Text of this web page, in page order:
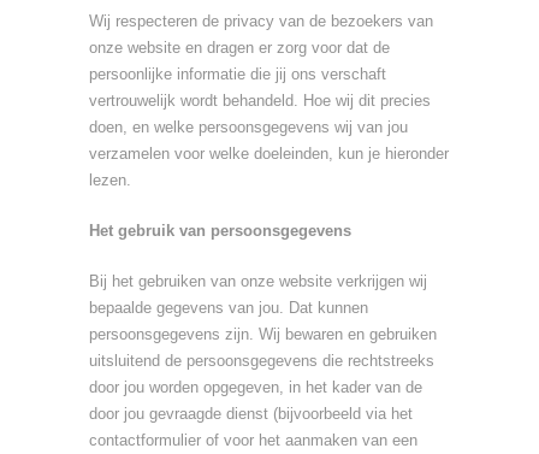
Wij respecteren de privacy van de bezoekers van
onze website en dragen er zorg voor dat de
persoonlijke informatie die jij ons verschaft
vertrouwelijk wordt behandeld. Hoe wij dit precies
doen, en welke persoonsgegevens wij van jou
verzamelen voor welke doeleinden, kun je hieronder
lezen.
Het gebruik van persoonsgegevens
Bij het gebruiken van onze website verkrijgen wij
bepaalde gegevens van jou. Dat kunnen
persoonsgegevens zijn. Wij bewaren en gebruiken
uitsluitend de persoonsgegevens die rechtstreeks
door jou worden opgegeven, in het kader van de
door jou gevraagde dienst (bijvoorbeeld via het
contactformulier of voor het aanmaken van een